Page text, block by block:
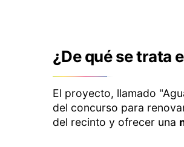
¿De qué se trata
El proyecto, llamado
del concurso para
del recinto y ofrecer una